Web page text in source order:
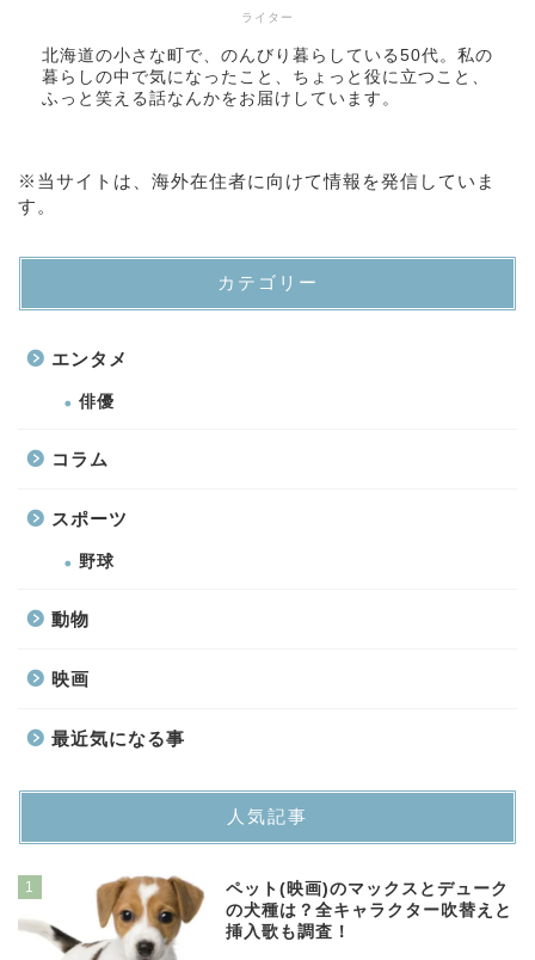
ライター
北海道の小さな町で、のんびり暮らしている50代。私の
暮らしの中で気になったこと、ちょっと役に立つこと、
ふっと笑える話なんかをお届けしています。
※当サイトは、海外在住者に向けて情報を発信していま
す。
カテゴリー
エンタメ
俳優
コラム
スポーツ
野球
動物
映画
最近気になる事
人気記事
1
ペット(映画)のマックスとデューク
の犬種は？全キャラクター吹替えと
挿入歌も調査！